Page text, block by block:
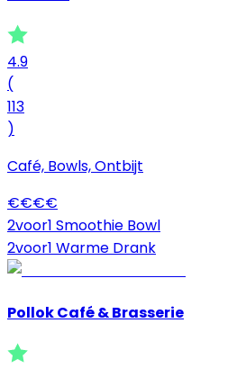
4.9
(
113
)
Café, Bowls, Ontbijt
€€€€
2voor1 Smoothie Bowl
2voor1 Warme Drank
Pollok Café & Brasserie